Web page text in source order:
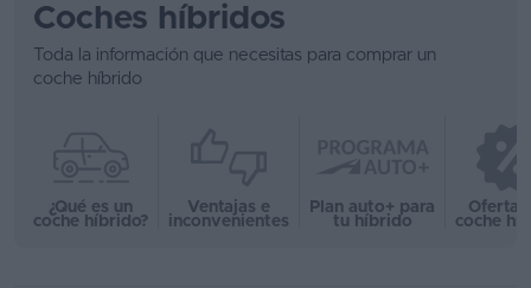
Coches híbridos
Toda la información que necesitas para comprar un
coche híbrido
¿Qué es un
coche híbrido?
Ventajas e
inconvenientes
Plan auto+ para
tu híbrido
Ofertas
coche